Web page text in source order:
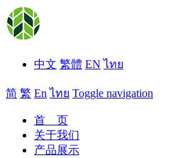
中文 繁體 EN ไทย
简 繁 En ไทย Toggle navigation
首 页
关于我们
产品展示